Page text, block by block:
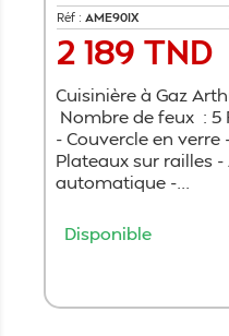
Réf : AME90IX
Prix
2 189 TND
Cuisinière à Gaz
Nombre de feux :
- Couvercle en verre
Plateaux sur railles
automatique -...
Disponible